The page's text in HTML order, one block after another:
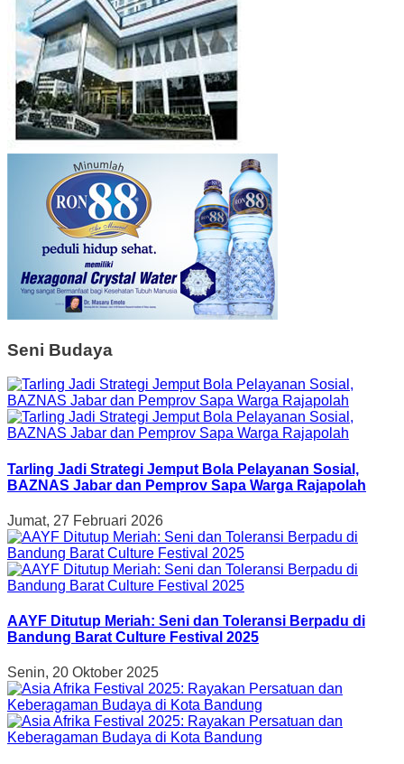
Seni Budaya
Tarling Jadi Strategi Jemput Bola Pelayanan Sosial,
BAZNAS Jabar dan Pemprov Sapa Warga Rajapolah
Jumat, 27 Februari 2026
AAYF Ditutup Meriah: Seni dan Toleransi Berpadu di
Bandung Barat Culture Festival 2025
Senin, 20 Oktober 2025